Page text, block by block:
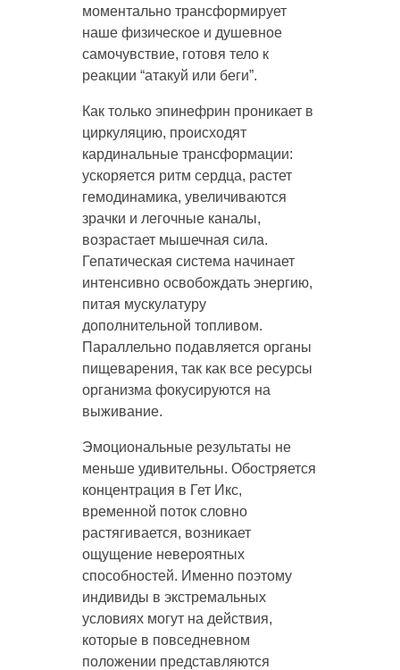
моментально трансформирует
наше физическое и душевное
самочувствие, готовя тело к
реакции “атакуй или беги”.
Как только эпинефрин проникает в
циркуляцию, происходят
кардинальные трансформации:
ускоряется ритм сердца, растет
гемодинамика, увеличиваются
зрачки и легочные каналы,
возрастает мышечная сила.
Гепатическая система начинает
интенсивно освобождать энергию,
питая мускулатуру
дополнительной топливом.
Параллельно подавляется органы
пищеварения, так как все ресурсы
организма фокусируются на
выживание.
Эмоциональные результаты не
меньше удивительны. Обостряется
концентрация в Гет Икс,
временной поток словно
растягивается, возникает
ощущение невероятных
способностей. Именно поэтому
индивиды в экстремальных
условиях могут на действия,
которые в повседневном
положении представляются